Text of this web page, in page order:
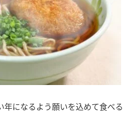
年になるよう願いを込めて食べる